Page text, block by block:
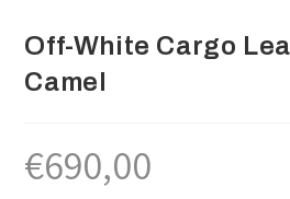
Off-White Cargo
Camel
€690,00